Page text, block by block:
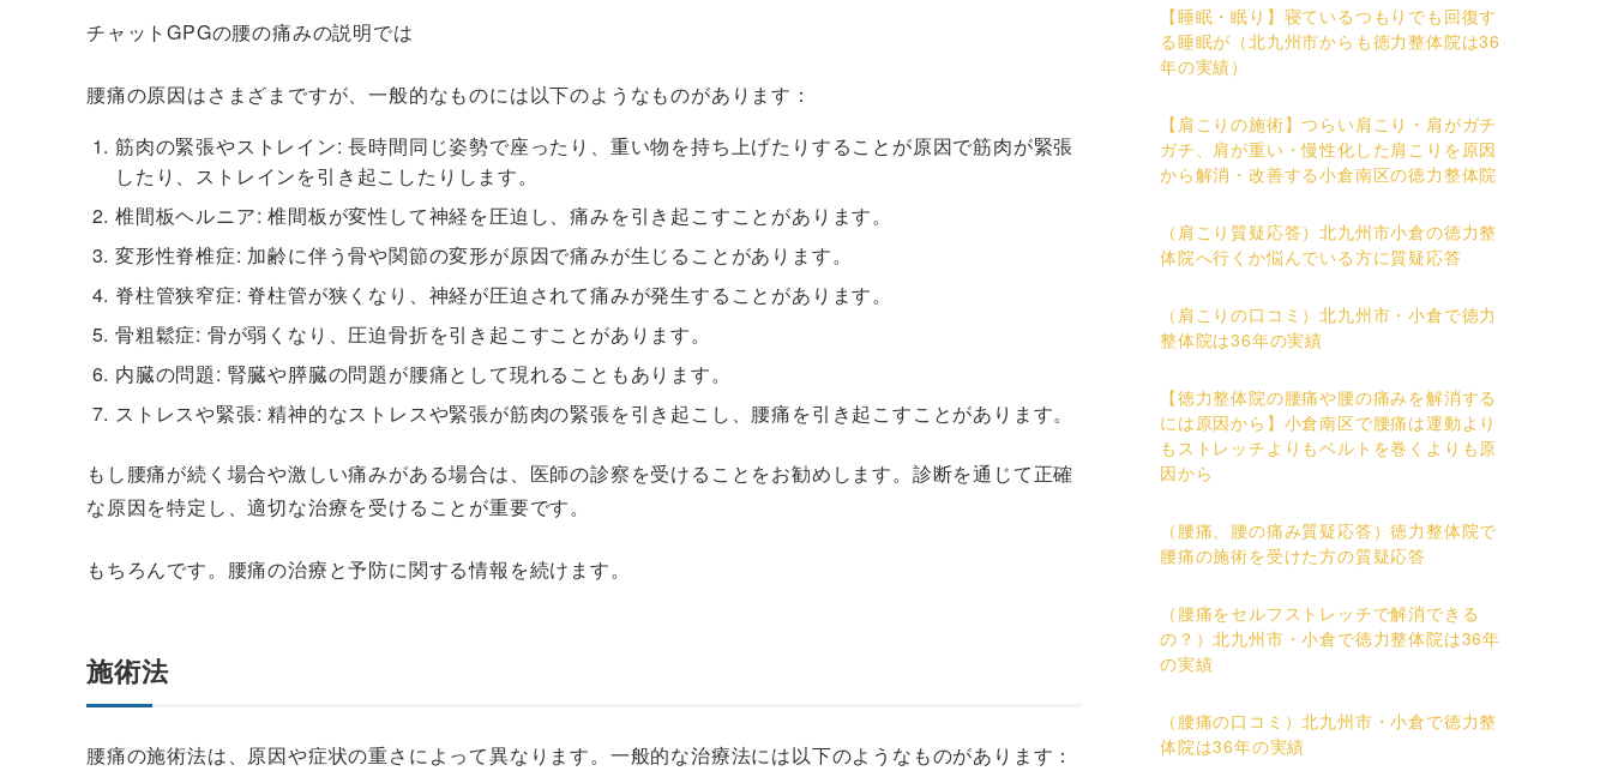
チャットGPGの腰の痛みの説明では
腰痛の原因はさまざまですが、一般的なものには以下のようなものがあります：
筋肉の緊張やストレイン: 長時間同じ姿勢で座ったり、重い物を持ち上げたりすることが原因で筋肉が緊張
したり、ストレインを引き起こしたりします。
椎間板ヘルニア: 椎間板が変性して神経を圧迫し、痛みを引き起こすことがあります。
変形性脊椎症: 加齢に伴う骨や関節の変形が原因で痛みが生じることがあります。
脊柱管狭窄症: 脊柱管が狭くなり、神経が圧迫されて痛みが発生することがあります。
骨粗鬆症: 骨が弱くなり、圧迫骨折を引き起こすことがあります。
内臓の問題: 腎臓や膵臓の問題が腰痛として現れることもあります。
ストレスや緊張: 精神的なストレスや緊張が筋肉の緊張を引き起こし、腰痛を引き起こすことがあります。
もし腰痛が続く場合や激しい痛みがある場合は、医師の診察を受けることをお勧めします。診断を通じて正確
な原因を特定し、適切な治療を受けることが重要です。
もちろんです。腰痛の治療と予防に関する情報を続けます。
施術法
腰痛の施術法は、原因や症状の重さによって異なります。一般的な治療法には以下のようなものがあります：
【睡眠・眠り】寝ているつもりでも回復す
る睡眠が（北九州市からも徳力整体院は36
年の実績）
【肩こりの施術】つらい肩こり・肩がガチ
ガチ、肩が重い・慢性化した肩こりを原因
から解消・改善する小倉南区の徳力整体院
（肩こり質疑応答）北九州市小倉の徳力整
体院へ行くか悩んでいる方に質疑応答
（肩こりの口コミ）北九州市・小倉で徳力
整体院は36年の実績
【徳力整体院の腰痛や腰の痛みを解消する
には原因から】小倉南区で腰痛は運動より
もストレッチよりもベルトを巻くよりも原
因から
（腰痛、腰の痛み質疑応答）徳力整体院で
腰痛の施術を受けた方の質疑応答
（腰痛をセルフストレッチで解消できる
の？）北九州市・小倉で徳力整体院は36年
の実績
（腰痛の口コミ）北九州市・小倉で徳力整
体院は36年の実績